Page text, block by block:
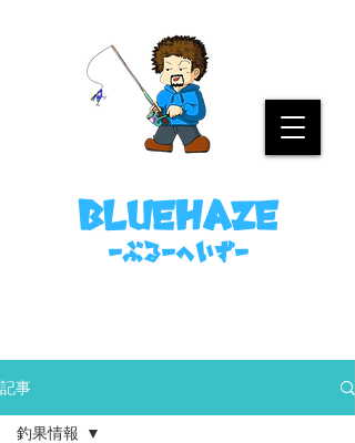
bluehaze
​－ぶるーへいずー
記事
釣果情報